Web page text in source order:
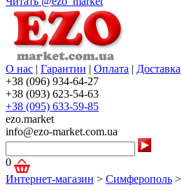
О нас | Гарантии | Оплата | Доставка
+38 (096) 934-64-27
+38 (093) 623-54-63
+38 (095) 633-59-85
ezo.market
info@ezo-market.com.ua
0
Интернет-магазин > Симферополь >